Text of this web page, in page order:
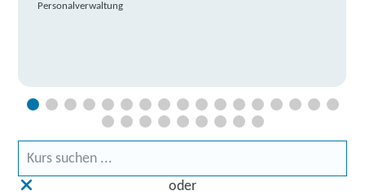
Personalverwaltung
oder